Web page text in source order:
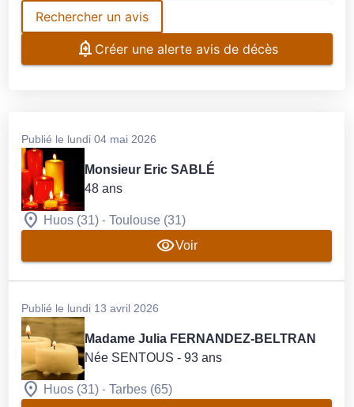
Rechercher un avis
Créer une alerte avis de décès
Publié le lundi 04 mai 2026
Monsieur Eric SABLÉ
48 ans
Huos (31) -Toulouse (31)
Voir
Publié le lundi 13 avril 2026
Madame Julia FERNANDEZ-BELTRAN
Née SENTOUS - 93 ans
Huos (31) -Tarbes (65)